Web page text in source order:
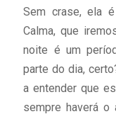
Sem crase, ela
Calma, que
noite é um
parte do dia,
a entender que
sempre haverá o